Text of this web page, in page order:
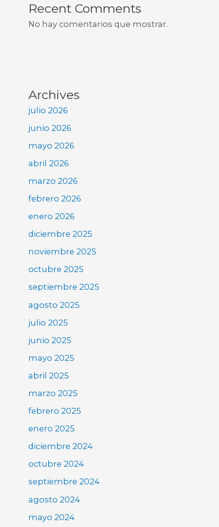
Recent Comments
No hay comentarios que mostrar.
Archives
julio 2026
junio 2026
mayo 2026
abril 2026
marzo 2026
febrero 2026
enero 2026
diciembre 2025
noviembre 2025
octubre 2025
septiembre 2025
agosto 2025
julio 2025
junio 2025
mayo 2025
abril 2025
marzo 2025
febrero 2025
enero 2025
diciembre 2024
octubre 2024
septiembre 2024
agosto 2024
mayo 2024